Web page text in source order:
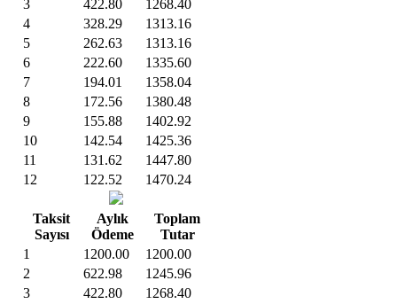
3
422.80
1268.40
4
328.29
1313.16
5
262.63
1313.16
6
222.60
1335.60
7
194.01
1358.04
8
172.56
1380.48
9
155.88
1402.92
10
142.54
1425.36
11
131.62
1447.80
12
122.52 1470.24
Taksit
Sayısı
Aylık
Ödeme
Toplam
Tutar
1
1200.00
1200.00
2
622.98
1245.96
3
422.80 1268.40